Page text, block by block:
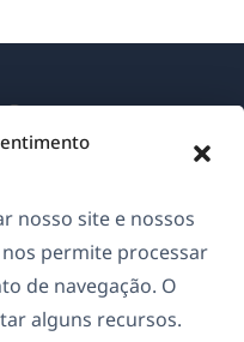
nosso site e nossos
permite processar
de navegação. O
alguns recursos.
Privacidade
equipe(abre
em